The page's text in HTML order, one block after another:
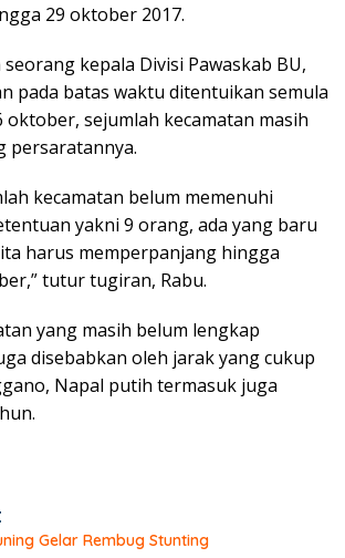
29 oktober 2017.
kepala Divisi Pawaskab BU,
pada batas waktu ditentuikan semula
oktober, sejumlah kecamatan masih
persaratannya.
kecamatan belum memenuhi
yakni 9 orang, ada yang baru
harus memperpanjang hingga
tutur tugiran, Rabu.
yang masih belum lengkap
disebabkan oleh jarak yang cukup
Napal putih termasuk juga
Gelar Rembug Stunting